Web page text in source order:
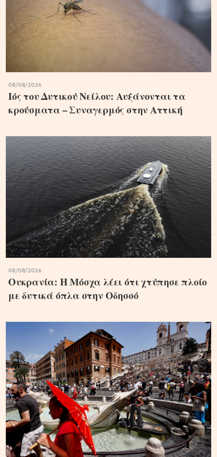
08/08/2026
Ιός του Δυτικού Νείλου: Αυξάνονται τα
κρούσματα – Συναγερμός στην Αττική
08/08/2026
Ουκρανία: Η Μόσχα λέει ότι χτύπησε πλοίο
με δυτικά όπλα στην Οδησσό